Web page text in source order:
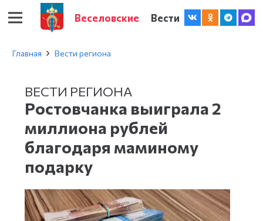
Веселовские Вести
Главная Вести региона
ВЕСТИ РЕГИОНА
Ростовчанка выиграла 2
миллиона рублей
благодаря маминому
подарку